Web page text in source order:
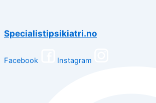
Specialistipsikiatri.no
Facebook Instagram